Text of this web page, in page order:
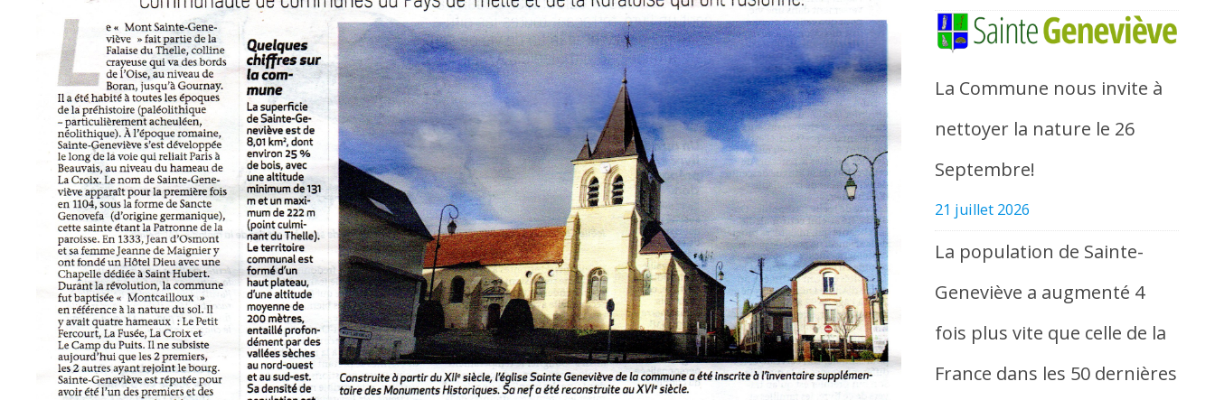
La Commune nous invite à
nettoyer la nature le 26
Septembre!
21 juillet 2026
La population de Sainte-
Geneviève a augmenté 4
fois plus vite que celle de la
France dans les 50 dernières